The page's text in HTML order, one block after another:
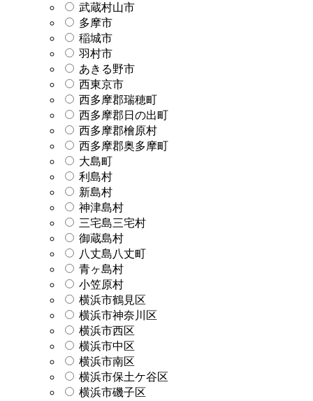
武蔵村山市
多摩市
稲城市
羽村市
あきる野市
西東京市
西多摩郡瑞穂町
西多摩郡日の出町
西多摩郡檜原村
西多摩郡奥多摩町
大島町
利島村
新島村
神津島村
三宅島三宅村
御蔵島村
八丈島八丈町
青ヶ島村
小笠原村
横浜市鶴見区
横浜市神奈川区
横浜市西区
横浜市中区
横浜市南区
横浜市保土ケ谷区
横浜市磯子区